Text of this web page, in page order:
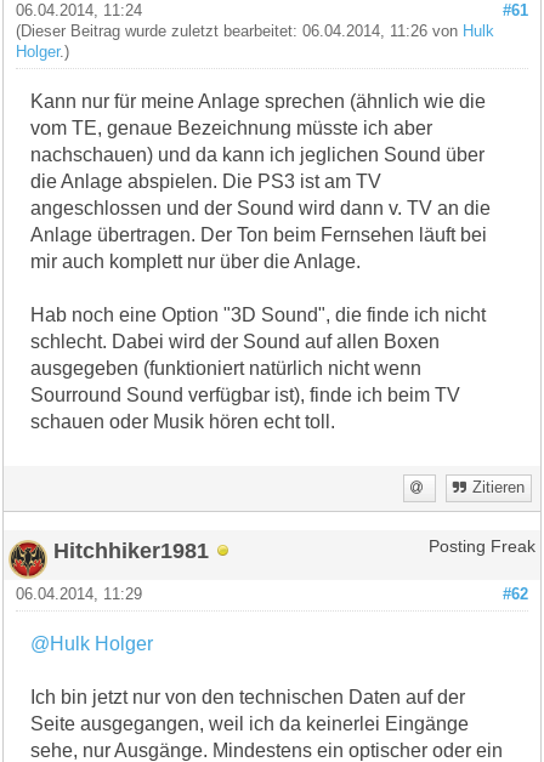
#61
06.04.2014, 11:24
(Dieser Beitrag wurde zuletzt bearbeitet: 06.04.2014, 11:26 von Hulk
Holger.)
Kann nur für meine Anlage sprechen (ähnlich wie die
vom TE, genaue Bezeichnung müsste ich aber
nachschauen) und da kann ich jeglichen Sound über
die Anlage abspielen. Die PS3 ist am TV
angeschlossen und der Sound wird dann v. TV an die
Anlage übertragen. Der Ton beim Fernsehen läuft bei
mir auch komplett nur über die Anlage.
Hab noch eine Option "3D Sound", die finde ich nicht
schlecht. Dabei wird der Sound auf allen Boxen
ausgegeben (funktioniert natürlich nicht wenn
Sourround Sound verfügbar ist), finde ich beim TV
schauen oder Musik hören echt toll.
Zitieren
Hitchhiker1981 Posting Freak
#62
06.04.2014, 11:29
@Hulk Holger
Ich bin jetzt nur von den technischen Daten auf der
Seite ausgegangen, weil ich da keinerlei Eingänge
sehe, nur Ausgänge. Mindestens ein optischer oder ein